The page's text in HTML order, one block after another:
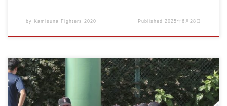
by Kamisuna Fighters 2020 Published 2025年6月28日